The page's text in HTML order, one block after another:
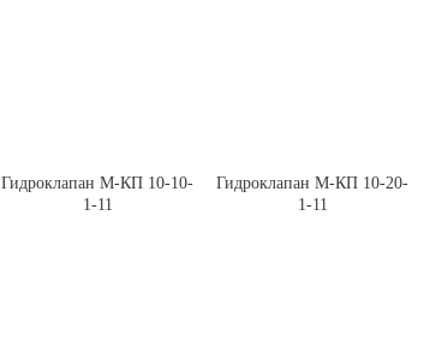
Гидроклапан М-КП 10-10-
1-11
Гидроклапан М-КП 10-20-
1-11